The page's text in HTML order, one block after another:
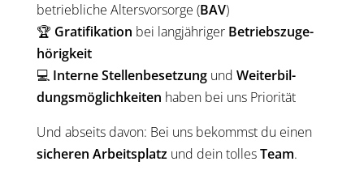
betrieb­li­che Alters­vor­sor­ge (BAV)
🏆 Gra­ti­fi­ka­ti­on bei lang­jäh­ri­ger Betriebs­zu­ge­
hö­rig­keit
💻 Inter­ne Stel­len­be­set­zungund Wei­ter­bil­
dungs­mög­lich­kei­ten haben bei uns Prio­ri­tät
Und abseits davon: Bei uns bekommst du einen
siche­ren Arbeits­platzund dein tol­lesTeam.